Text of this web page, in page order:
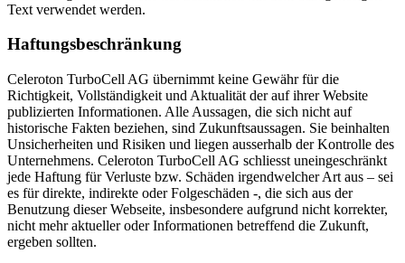
Text verwendet werden.
Haftungsbeschränkung
Celeroton TurboCell AG übernimmt keine Gewähr für die
Richtigkeit, Vollständigkeit und Aktualität der auf ihrer Website
publizierten Informationen. Alle Aussagen, die sich nicht auf
historische Fakten beziehen, sind Zukunftsaussagen. Sie beinhalten
Unsicherheiten und Risiken und liegen ausserhalb der Kontrolle des
Unternehmens. Celeroton TurboCell AG schliesst uneingeschränkt
jede Haftung für Verluste bzw. Schäden irgendwelcher Art aus – sei
es für direkte, indirekte oder Folgeschäden -, die sich aus der
Benutzung dieser Webseite, insbesondere aufgrund nicht korrekter,
nicht mehr aktueller oder Informationen betreffend die Zukunft,
ergeben sollten.